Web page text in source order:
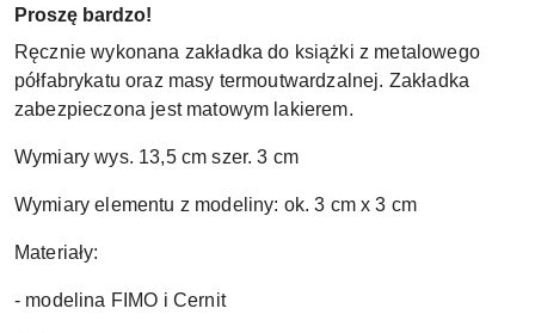
Proszę bardzo!
Ręcznie wykonana zakładka do książki z metalowego
półfabrykatu oraz masy termoutwardzalnej. Zakładka
zabezpieczona jest matowym lakierem.
Wymiary wys. 13,5 cm szer. 3 cm
Wymiary elementu z modeliny: ok. 3 cm x 3 cm
Materiały:
- modelina FIMO i Cernit